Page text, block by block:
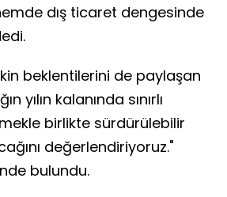
dış ticaret dengesinde
beklentilerini de paylaşan
yılın kalanında sınırlı
birlikte sürdürülebilir
değerlendiriyoruz."
bulundu.